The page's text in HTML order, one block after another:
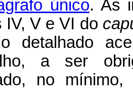
único. As
IV, V e VI do
detalhado
a ser
no mínimo,